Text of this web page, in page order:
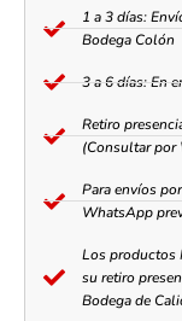
1 a 3 días:
Bodega Colón
3 a 6 días: En
Retiro
(Consultar por
Para envíos
WhatsApp
Los productos
su retiro
Bodega de